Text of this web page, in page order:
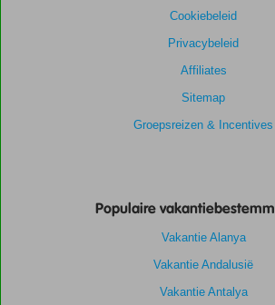
Cookiebeleid
Privacybeleid
Affiliates
Sitemap
Groepsreizen & Incentives
Populaire
Vakantie Alanya
Vakantie Andalusië
Vakantie Antalya